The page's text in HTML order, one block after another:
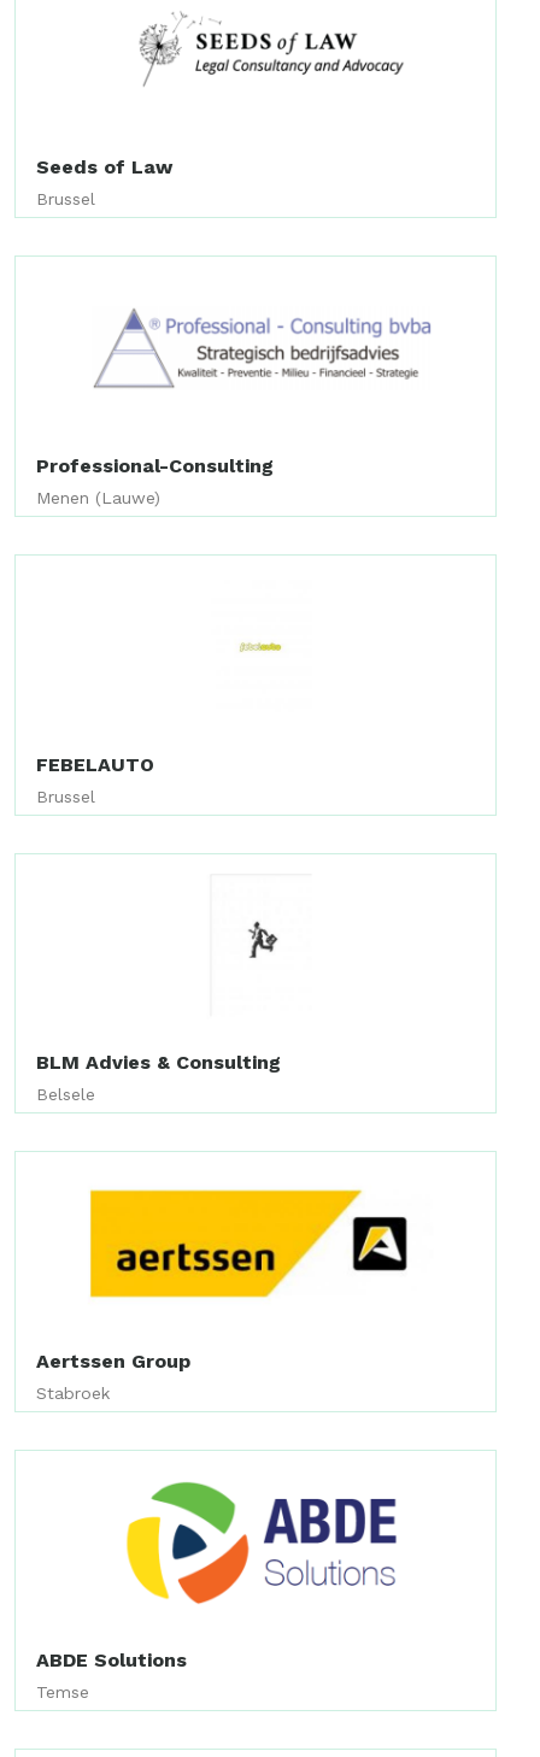
Seeds of Law
Brussel
Professional-Consulting
Menen (Lauwe)
FEBELAUTO
Brussel
BLM Advies & Consulting
Belsele
Aertssen Group
Stabroek
ABDE Solutions
Temse